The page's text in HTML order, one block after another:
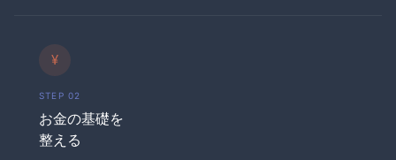
¥
STEP 02
お金の基礎を
整える